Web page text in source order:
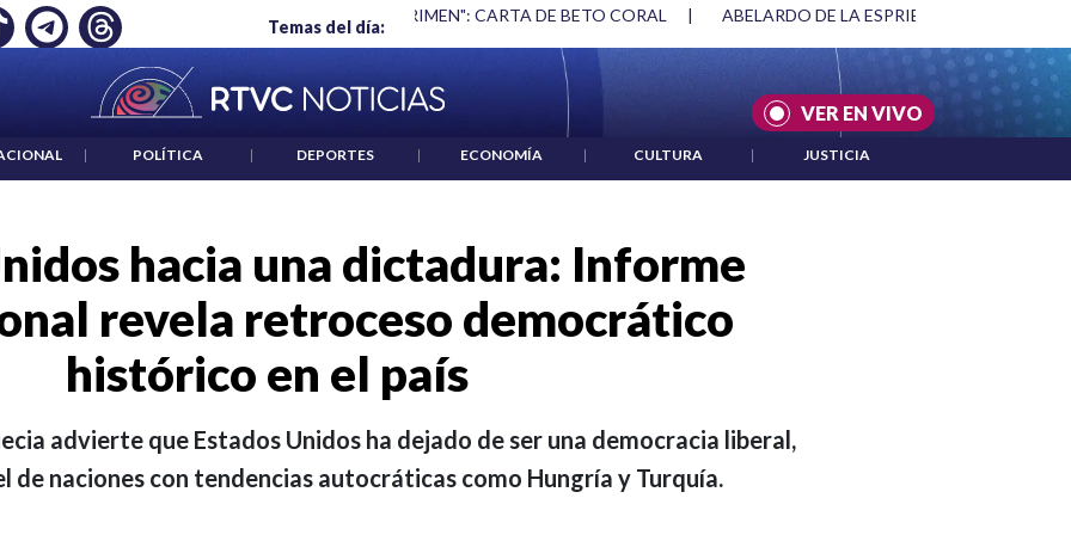
Temas del día:
UN CRIMEN": CARTA DE BETO CORAL ABELARDO DE LA ESPRIELLA Y DMG | ACUERDOS ENTRE ESTADOS UNIDOS E
VER EN VIVO
| POLÍTICA | DEPORTES | ECONOMÍA | CULTURA | JUSTICIA
hacia una dictadura: Informe
revela retroceso democrático
histórico en el país
advierte que Estados Unidos ha dejado de ser una democracia liberal,
de naciones con tendencias autocráticas como Hungría y Turquía.